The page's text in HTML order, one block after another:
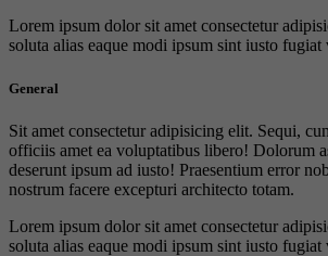
Lorem ipsum dolor sit amet consectetur
soluta alias eaque modi ipsum sint iusto
General
Sit amet consectetur adipisicing elit. Sequi,
officiis amet ea voluptatibus libero! Dolorum
deserunt ipsum ad iusto! Praesentium error
nostrum facere excepturi architecto totam.
Lorem ipsum dolor sit amet consectetur
soluta alias eaque modi ipsum sint iusto